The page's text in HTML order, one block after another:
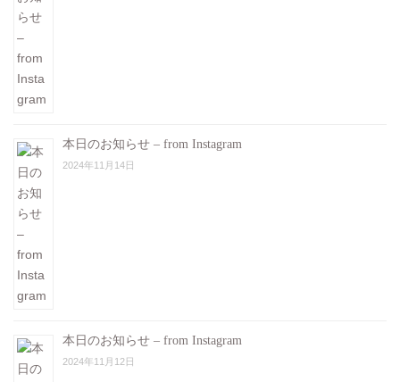
本日のお知らせ – from Instagram
2024年11月14日
本日のお知らせ – from Instagram
2024年11月12日